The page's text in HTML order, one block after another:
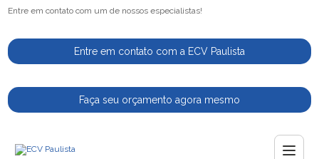
Entre em contato com um de nossos especialistas!
Entre em contato com a ECV Paulista
Faça seu orçamento agora mesmo